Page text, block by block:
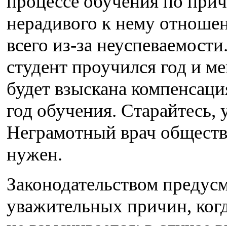
нерадивого к нему
всего из-за
студент проучился год и
будет взыскана
год обучения. Старайтесь,
Неграмотный врач
нужен.
Законодательством
уважительных причин,